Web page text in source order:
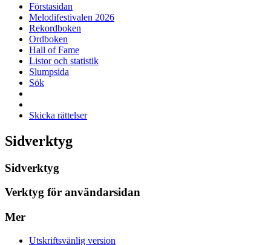
Förstasidan
Melodifestivalen 2026
Rekordboken
Ordboken
Hall of Fame
Listor och statistik
Slumpsida
Sök
Skicka rättelser
Sidverktyg
Sidverktyg
Verktyg för användarsidan
Mer
Utskriftsvänlig version